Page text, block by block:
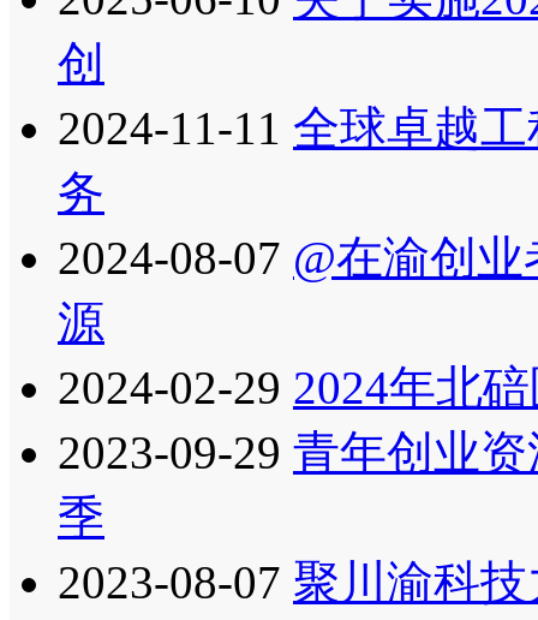
创
2024-11-11 全球卓越工
务
2024-08-07 @在渝创
源
2024-02-29 2024年北
2023-09-29 青年创业
季
2023-08-07 聚川渝科